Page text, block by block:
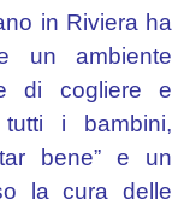
in Riviera ha
un ambiente
di cogliere e
i bambini,
bene” e un
la cura delle